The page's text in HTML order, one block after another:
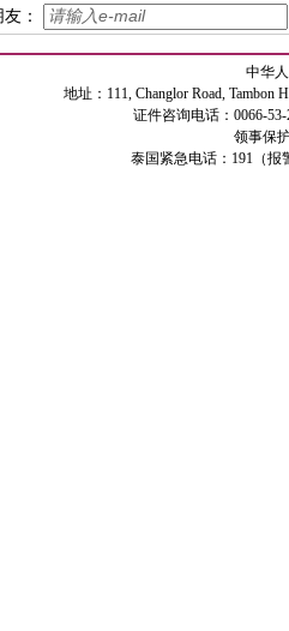
：
中华
地址：111, Changlor Road, Tambon
证件咨询电话：0066-
领事保
泰国紧急电话：191（报